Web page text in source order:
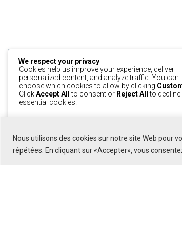
Nous utilisons des cookies sur notre site Web pour
répétées. En cliquant sur «Accepter», vous
We respect your privacy
Cookies help us improve your experience, deliver
personalized content, and analyze traffic. You can
choose which cookies to allow by clicking
ClickAccept All to consent or Reject All
to decline
essential cookies.
Powered by